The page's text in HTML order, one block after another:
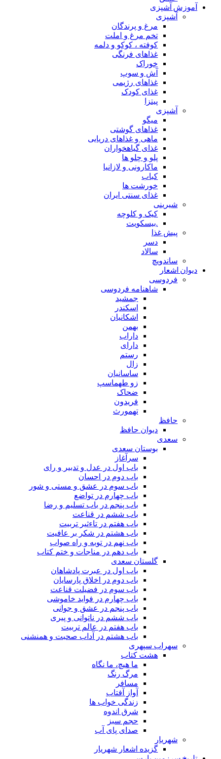
آموزش آشپزی
آشپزی
مرغ و پرندگان
تخم مرغ و املت
کوفته ، کوکو و دلمه
غذاهای فرنگی
خوراک
آش و سوپ
غذاهای رژیمی
غذای کودک
پیتزا
آشپزی
میگو
غذاهای گوشتی
ماهی و غذاهای دریایی
غذای گیاهخواران
پلو و چلو ها
ماکارونی و لازانیا
کباب
خورشت ها
غذای سنتی ایران
شیرینی
کیک و کلوچه
.بیسکویت
پیش غذا
دسر
سالاد
ساندویچ
دیوان اشعار
فردوسی
شاهنامه فردوسی
جمشید
اسکندر
اشکانیان
بهمن
داراب
دارای
رستم
زال
ساسانیان
زو طهماسپ‏
ضحاک
فریدون
تهمورث
حافظ
دیوان حافظ
سعدی
بوستان سعدی
سرآغاز
باب اول در عدل و تدبیر و رای
باب دوم در احسان
باب سوم در عشق و مستی و شور
باب چهارم در تواضع
باب پنجم در باب تسلیم و رضا
باب ششم در قناعت
باب هفتم در تاءثیر تربیت
باب هشتم در شکر بر عافیت
باب نهم در توبه و راه صواب
باب دهم در مناجات و ختم کتاب
گلستان سعدی
باب اول در عبرت پادشاهان
باب دوم در اخلاق پارسایان
باب سوم در فضیلت قناعت
باب چهارم در فواید خاموشى
باب پنجم در عشق و جوانى
باب ششم در ناتوانى و پیرى
باب هفتم در عالم تربیت
باب هشتم در آداب صحبت و همنشنى
سهراب سپهری
هشت کتاب
ما هیچ، ما نگاه
مرگ رنگ
مسافر
آواز آفتاب
زندگی خواب ها
شرق اندوه
حجم سبز
صدای پای آب
شهریار
گزیده اشعار شهریار